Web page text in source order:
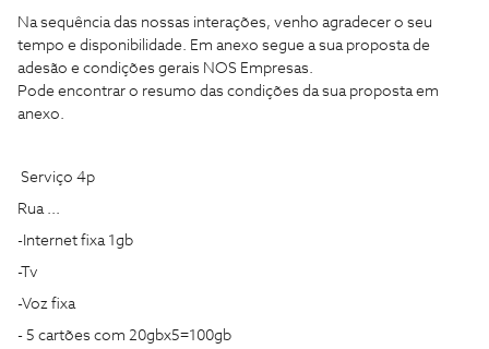
Na sequência das nossas interações, venho agradecer o seu
tempo e disponibilidade. Em anexo segue a sua proposta de
adesão e condições gerais NOS Empresas.
Pode encontrar o resumo das condições da sua proposta em
anexo.
Serviço 4p
Rua ...
-Internet fixa 1gb
-Tv
-Voz fixa
- 5 cartões com 20gbx5=100gb